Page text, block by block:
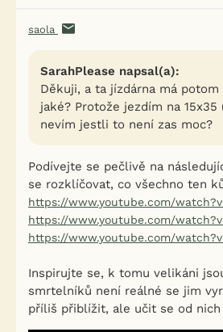
saola
SarahPlease napsal(a):
Děkuji, a ta jízdárna má
jaké? Protože jezdím na 15x35
nevím jestli to není zas moc?
Podívejte se pečlivě na
se rozklíčovat, co všechno ten
https://www.youtube.com/
https://www.youtube.com/
https://www.youtube.com/
Inspirujte se, k tomu velikáni
smrtelníků není reálné se jim
příliš přiblížit, ale učit se od nich